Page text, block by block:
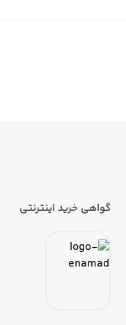
گواهی خرید اینترنتی